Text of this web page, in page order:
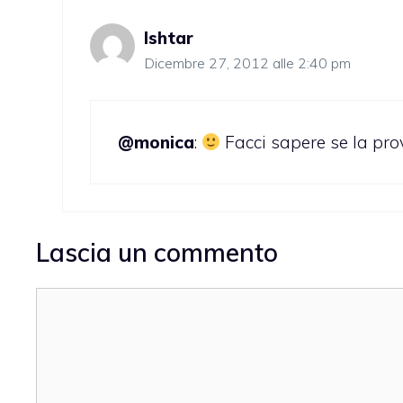
Ishtar
Dicembre 27, 2012 alle 2:40 pm
@monica: Facci sapere se la
Lascia un commento